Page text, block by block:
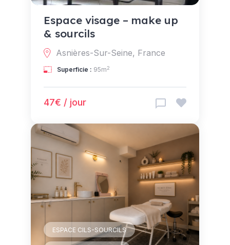
Espace visage – make up
& sourcils
Asnières-Sur-Seine, France
Superficie : 95m2
47€ / jour
ESPACE CILS-SOURCILS